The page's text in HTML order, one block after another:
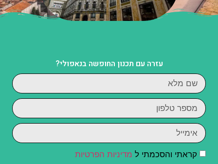
עזרה עם תכנון החופשה בנאפולי?
קראתי והסכמתי ל מדיניות הפרטיות